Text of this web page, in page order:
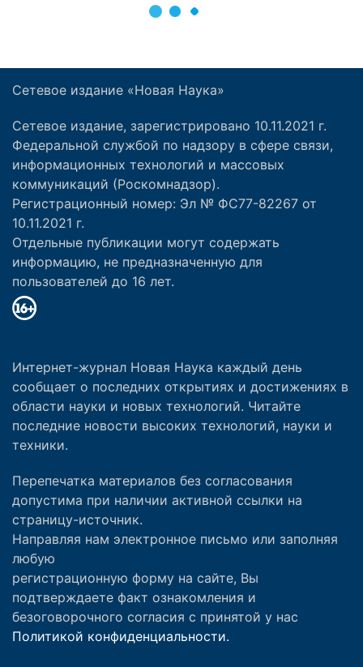
Сетевое издание «Новая Наука»
Сетевое издание, зарегистрировано 10.11.2021 г.
Федеральной службой по надзору в сфере связи,
информационных технологий и массовых
коммуникаций (Роскомнадзор).
Регистрационный номер: Эл № ФС77-82267 от
10.11.2021 г.
Отдельные публикации могут содержать
информацию, не предназначенную для
пользователей до 16 лет.
Интернет-журнал Новая Наука каждый день
сообщает о последних открытиях и достижениях в
области науки и новых технологий. Читайте
последние новости высоких технологий, науки и
техники.
Перепечатка материалов без согласования
допустима при наличии активной ссылки на
страницу-источник.
Направляя нам электронное письмо или заполняя
любую
регистрационную форму на сайте, Вы
подтверждаете факт ознакомления и
безоговорочного согласия с принятой у нас
Политикой конфиденциальности.